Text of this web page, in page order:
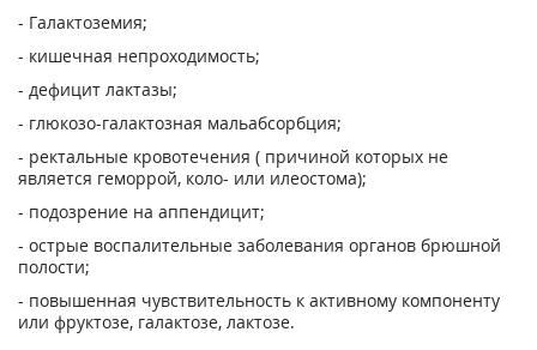
- Галактоземия;
- кишечная непроходимость;
- дефицит лактазы;
- глюкозо-галактозная мальабсорбция;
- ректальные кровотечения ( причиной которых не
является геморрой, коло- или илеостома);
- подозрение на аппендицит;
- острые воспалительные заболевания органов брюшной
полости;
- повышенная чувствительность к активному компоненту
или фруктозе, галактозе, лактозе.